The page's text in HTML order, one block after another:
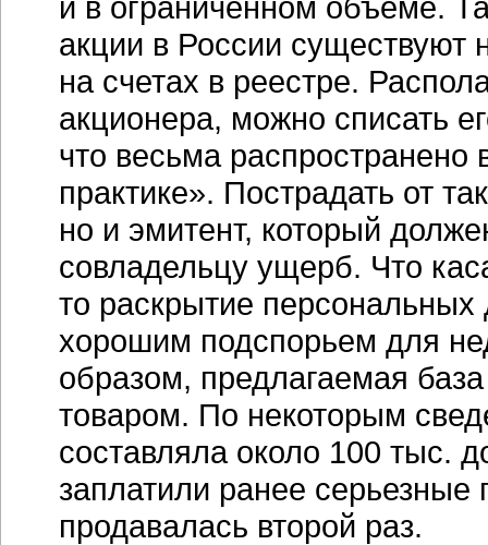
акции в России существуют
на счетах в реестре.
акционера, можно списать
что весьма распространено
практике». Пострадать от
но и эмитент, который
совладельцу ущерб. Что
то раскрытие
хорошим подспорьем для
образом, предлагаемая
товаром. По некоторым
составляла около 100 тыс.
заплатили ранее серьезные
продавалась второй раз.